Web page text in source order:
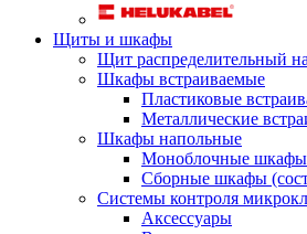
Щиты и шкафы
Щит распределительный
Шкафы встраиваемые
Пластиковые
Металлические
Шкафы напольные
Моноблочные
Сборные шкафы
Системы контроля
Аксессуары